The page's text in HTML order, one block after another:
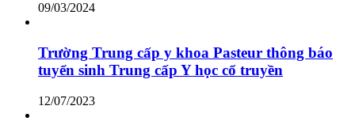
09/03/2024
Trường Trung cấp y khoa Pasteur thông báo
tuyển sinh Trung cấp Y học cổ truyền
12/07/2023